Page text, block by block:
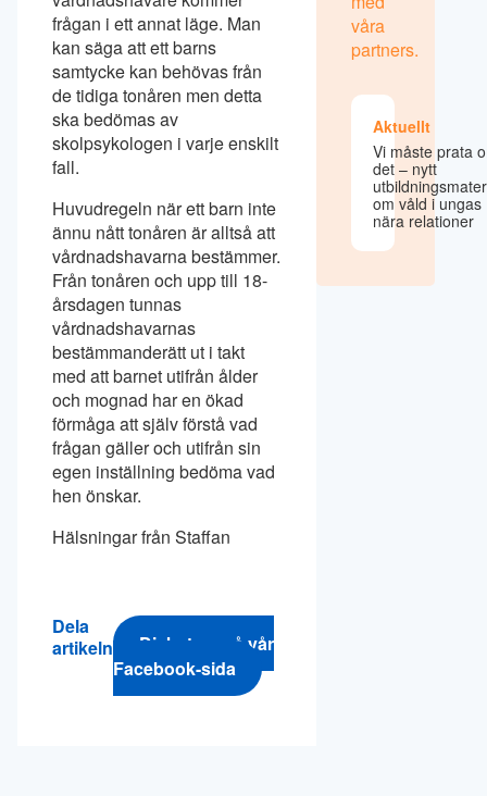
frågan i ett annat läge. Man
kan säga att ett barns
samtycke kan behövas från
de tidiga tonåren men detta
ska bedömas av
skolpsykologen i varje enskilt
fall.
Huvudregeln när ett barn inte
ännu nått tonåren är alltså att
vårdnadshavarna bestämmer.
Från tonåren och upp till 18-
årsdagen tunnas
vårdnadshavarnas
bestämmanderätt ut i takt
med att barnet utifrån ålder
och mognad har en ökad
förmåga att själv förstå vad
frågan gäller och utifrån sin
egen inställning bedöma vad
hen önskar.
Hälsningar från Staffan
Dela
artikeln
Diskutera på vår
Facebook-sida
våra
partners.
Aktuellt
Vi måste prata
det – nytt
om våld i ungas
nära relationer